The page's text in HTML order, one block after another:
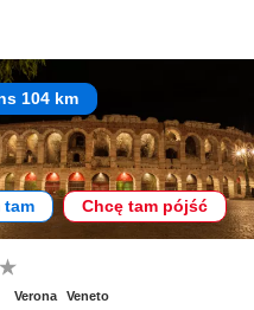
104 km
tam Chcę tam pójść
Verona Veneto